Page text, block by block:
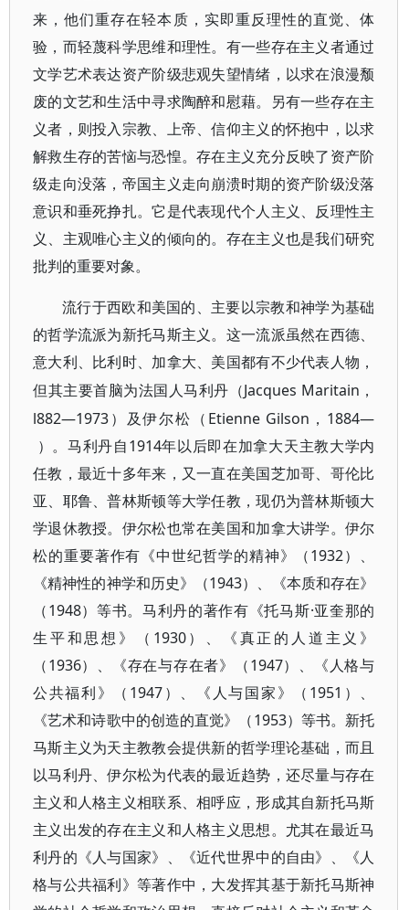
来，他们重存在轻本质，实即重反理性的直觉、体
验，而轻蔑科学思维和理性。有一些存在主义者通过
文学艺术表达资产阶级悲观失望情绪，以求在浪漫颓
废的文艺和生活中寻求陶醉和慰藉。另有一些存在主
义者，则投入宗教、上帝、信仰主义的怀抱中，以求
解救生存的苦恼与恐惶。存在主义充分反映了资产阶
级走向没落，帝国主义走向崩溃时期的资产阶级没落
意识和垂死挣扎。它是代表现代个人主义、反理性主
义、主观唯心主义的倾向的。存在主义也是我们研究
批判的重要对象。
流行于西欧和美国的、主要以宗教和神学为基础
的哲学流派为新托马斯主义。这一流派虽然在西德、
意大利、比利时、加拿大、美国都有不少代表人物，
但其主要首脑为法国人马利丹（Jacques Maritain，
l882—1973）及伊尔松（Etienne Gilson，1884—
）。马利丹自1914年以后即在加拿大天主教大学内
任教，最近十多年来，又一直在美国芝加哥、哥伦比
亚、耶鲁、普林斯顿等大学任教，现仍为普林斯顿大
学退休教授。伊尔松也常在美国和加拿大讲学。伊尔
松的重要著作有《中世纪哲学的精神》（1932）、
《精神性的神学和历史》（1943）、《本质和存在》
（1948）等书。马利丹的著作有《托马斯·亚奎那的
生平和思想》（1930）、《真正的人道主义》
（1936）、《存在与存在者》（1947）、《人格与
公共福利》（1947）、《人与国家》（1951）、
《艺术和诗歌中的创造的直觉》（1953）等书。新托
马斯主义为天主教教会提供新的哲学理论基础，而且
以马利丹、伊尔松为代表的最近趋势，还尽量与存在
主义和人格主义相联系、相呼应，形成其自新托马斯
主义出发的存在主义和人格主义思想。尤其在最近马
利丹的《人与国家》、《近代世界中的自由》、《人
格与公共福利》等著作中，大发挥其基于新托马斯神